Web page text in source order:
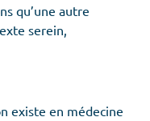
qu’une autre
serein,
existe en médecine